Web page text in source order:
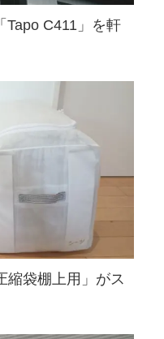
Tapo C411」を軒
縮袋棚上用」がス